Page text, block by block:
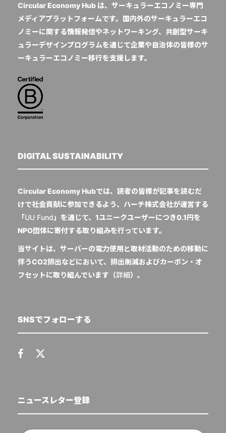
Circular Economy Hub は、サーキュラーエコノミー専門
メディアプラットフォームです。国内外のサーキュラーエコ
ノミーに関する情報発信やネットワーキング、共創型サーキ
ュラーデザインプログラムを通じて企業や自治体の皆様のサ
ーキュラーエコノミー移行を支援します。
DIGITAL SUSTAINABILITY
Circular Economy Hubでは、読者の皆様が記事を読むだ
けで社会貢献に参加できるよう、ハーチ株式会社が運営する
「UU Fund 」を通じて、1ユニークユーザーにつき0.1円を
NPO団体に寄付する取り組みを行っています。
当サイトは、サーバーの電力使用と取材活動のための移動に
伴うCO2排出などにおいて、排出削減およびカーボン・オ
フセットに取り組んでいます（詳細）。
SNSでフォローする
ニュースレター登録